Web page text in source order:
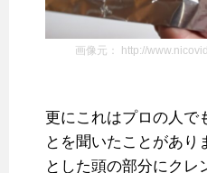
画像元： http://
更にこれはプロの人で
とを聞いたことがあり
とした頭の部分にクレ